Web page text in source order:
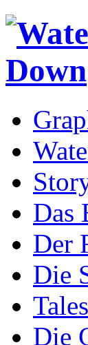
Das
Der
Die
Die